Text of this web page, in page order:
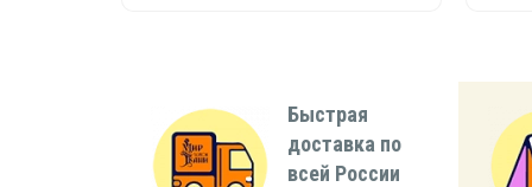
Быстрая
доставка по
всей России